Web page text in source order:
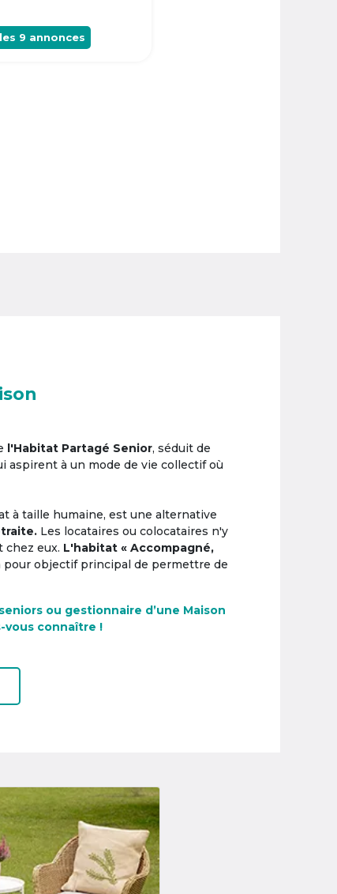
9 annonces
l'Habitat Partagé Senior, séduit de
aspirent à un mode de vie collectif où
à taille humaine, est une alternative
Les locataires ou colocataires n'y
chez eux. L'habitat « Accompagné,
pour objectif principal de permettre de
ou gestionnaire d’une Maison
vous connaître !